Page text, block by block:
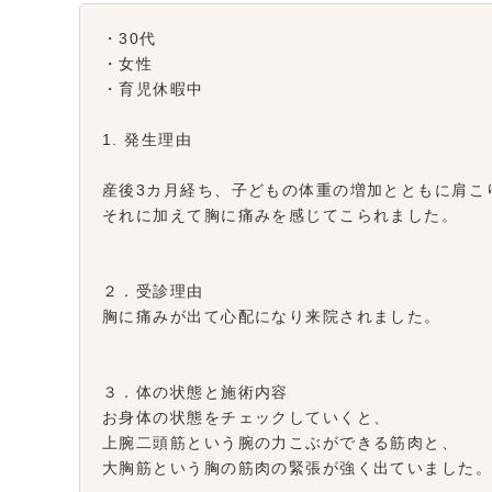
・30代
・女性
・育児休暇中
1. 発生理由
産後3カ月経ち、子どもの体重の増加とともに肩こ
それに加えて胸に痛みを感じてこられました。
２．受診理由
胸に痛みが出て心配になり来院されました。
３．体の状態と施術内容
お身体の状態をチェックしていくと、
上腕二頭筋という腕の力こぶができる筋肉と、
大胸筋という胸の筋肉の緊張が強く出ていました。